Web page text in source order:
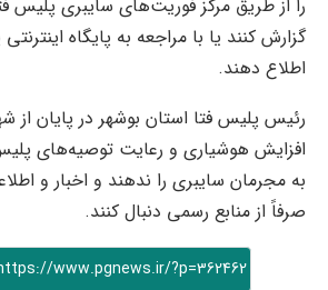
گزارش کنند یا با مراجعه به پایگاه
اطلاع دهند.
رئیس پلیس فتا استان بوشهر در پایان از
افزایش هوشیاری و رعایت توصیه‌های
به مجرمان سایبری را ندهند و اخبار و
صرفاً از منابع رسمی دنبال کنند.
www.pgnews.ir/?p=362462